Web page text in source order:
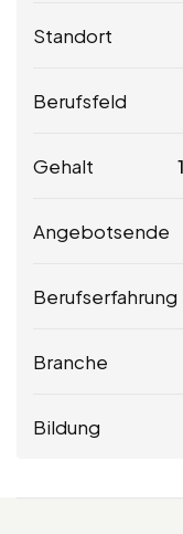
Standort
Berufsfeld
Gehalt
Angebotsende
Berufserfahrung
Branche
Bildung